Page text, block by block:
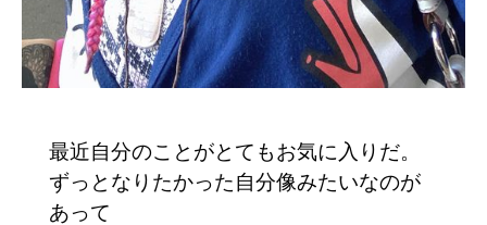
最近自分のことがとてもお気に入りだ。
ずっとなりたかった自分像みたいなのが
あって